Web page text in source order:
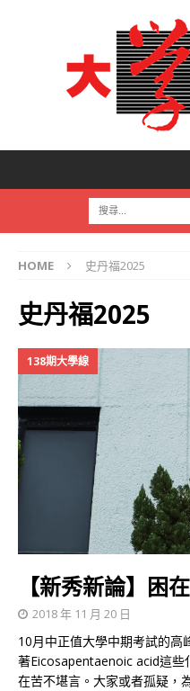
HOME 史丹福2025
史丹福2025
138期大學線
【新秀新論】困
2018 年 11 月 20 日
10月中正值大學中期考試的高
著Eicosapentaenoic acid這
在苦不堪言。大家或者孤疑，